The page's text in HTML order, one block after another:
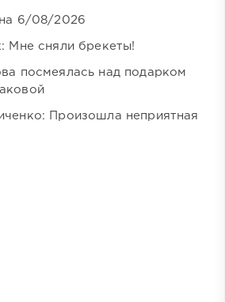
6/08/2026
Мне сняли брекеты!
посмеялась над подарком
Произошла неприятная